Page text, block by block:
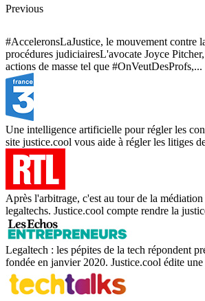
Previous
#AcceleronsLaJustice, le mouvement contre
procédures judiciairesL'avocate Joyce
actions de masse tel que #OnVeutDesProfs,...
Une intelligence artificielle pour régler les
site justice.cool vous aide à régler les litiges
Après l'arbitrage, c'est au tour de la
legaltechs. Justice.cool compte rendre la
Legaltech : les pépites de la tech répondent
fondée en janvier 2020. Justice.cool édite